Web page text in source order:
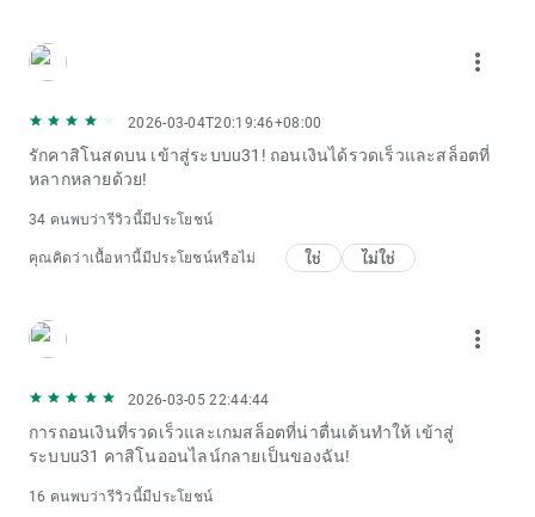
more_vert
2026-03-04T20:19:46+08:00
รักคาสิโนสดบน เข้าสู่ระบบu31! ถอนเงินได้รวดเร็วและสล็อตที่
หลากหลายด้วย!
34 คนพบว่ารีวิวนี้มีประโยชน์
คุณคิดว่าเนื้อหานี้มีประโยชน์หรือไม่ ใช่ ไม่ใช่
more_vert
2026-03-05 22:44:44
การถอนเงินที่รวดเร็วและเกมสล็อตที่น่าตื่นเต้นทำให้ เข้าสู่
ระบบu31 คาสิโนออนไลน์กลายเป็นของฉัน!
16 คนพบว่ารีวิวนี้มีประโยชน์